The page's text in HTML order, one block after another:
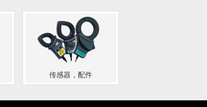
传感器，配件